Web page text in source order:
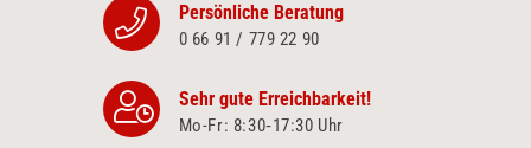
Persönliche Beratung
0 66 91 / 779 22 90
Sehr gute Erreichbarkeit!
Mo-Fr: 8:30‑17:30 Uhr